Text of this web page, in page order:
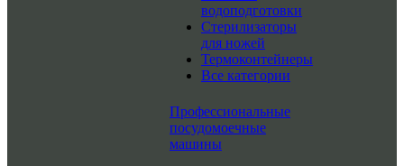
водоподготовки
Стерилизаторы
для ножей
Термоконтейнеры
Все категории
Профессиональные
посудомоечные
машины